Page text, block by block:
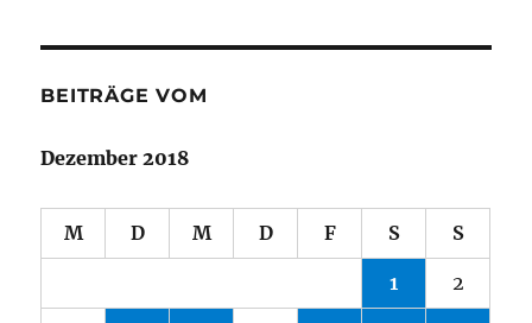
BEITRÄGE VOM
Dezember 2018
M D M D F S S
1 2